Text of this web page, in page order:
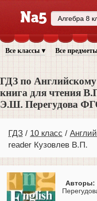
Все классы ▾ Все
ГДЗ по Английскому
книга для чтения
Э.Ш. Перегудова
ГДЗ 10 класс
reader Кузовлев В.П.
Авторы: